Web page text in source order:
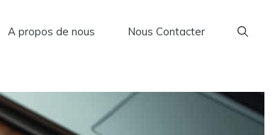
A propos de nous Nous Contacter